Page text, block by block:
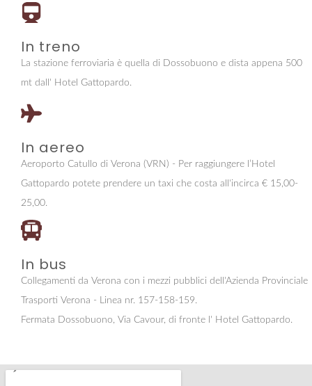
In treno
La stazione ferroviaria è quella di Dossobuono e dista appena 500
mt dall' Hotel Gattopardo.
In aereo
Aeroporto Catullo di Verona (VRN) - Per raggiungere l’Hotel
Gattopardo potete prendere un taxi che costa all'incirca € 15,00-
25,00.
In bus
Collegamenti da Verona con i mezzi pubblici dell'Azienda Provinciale
Trasporti Verona - Linea nr. 157-158-159.
Fermata Dossobuono, Via Cavour, di fronte l' Hotel Gattopardo.